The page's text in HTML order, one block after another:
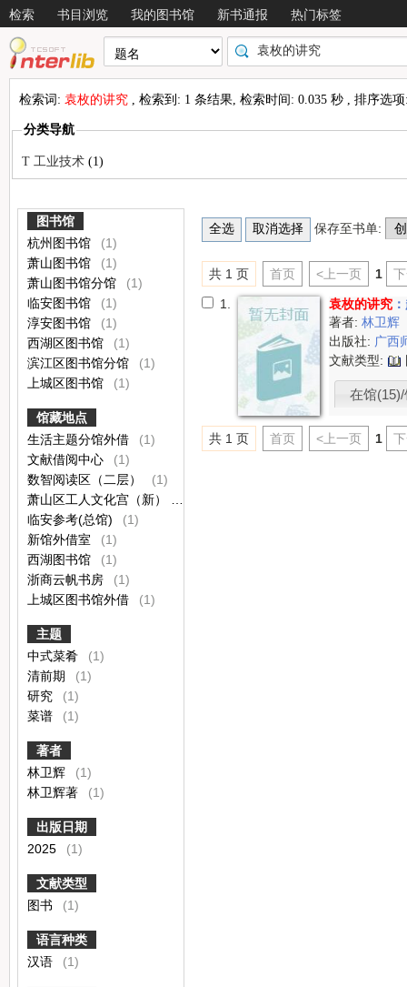
检索 书目浏览 我的图书馆 新书通报 热门标签
检索词: 袁枚的讲究 , 检索到: 1 条结果, 检索时间: 0.035 秒 , 排序选
分类导航
T 工业技术(1)
图书馆
杭州图书馆
(1)
萧山图书馆
(1)
萧山图书馆分馆
(1)
临安图书馆
(1)
淳安图书馆
(1)
西湖区图书馆
(1)
滨江区图书馆分馆
(1)
上城区图书馆
(1)
馆藏地点
生活主题分馆外借
(1)
文献借阅中心
(1)
数智阅读区（二层）
(1)
临安参考(总馆)
(1)
新馆外借室
(1)
西湖图书馆
(1)
浙商云帆书房
(1)
上城区图书馆外借
(1)
主题
中式菜肴
(1)
清前期
(1)
研究
(1)
菜谱
(1)
著者
林卫辉
(1)
林卫辉著
(1)
出版日期
2025
(1)
文献类型
图书
(1)
语言种类
汉语
(1)
保存至书单:
共 1 页 首页 <上一页 1
1. 袁枚的讲究
著者:林卫辉
出版社: 广西
文献类型:
在馆
共 1 页 首页 <上一页 1